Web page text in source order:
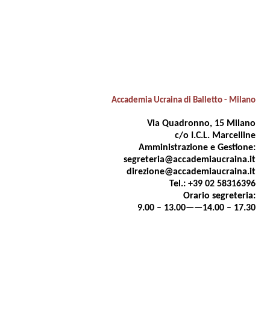
Accademia Ucraina di Balletto - Milano
Via Quadronno, 15 Milano
c/o I.C.L. Marcelline
Amministrazione e Gestione:
segreteria@accademiaucraina.it
direzione@accademiaucraina.it
Tel.: +39 02 58316396
Orario segreteria:
9.00 – 13.00——14.00 – 17.30